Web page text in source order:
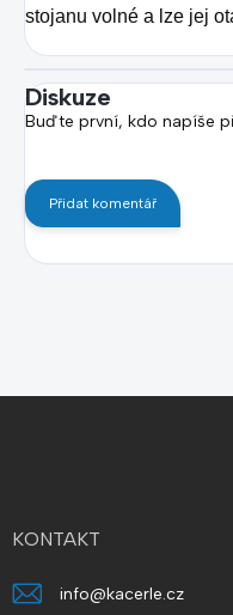
stojanu volné a lze jej
Diskuze
Buďte první, kdo napíše
Přidat komentář
KONTAKT
info@kacerle.cz